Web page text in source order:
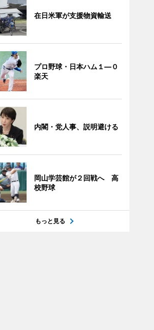
在日米軍が支援物資輸送
プロ野球・日本ハム１―０
楽天
内閣・党人事、説明避ける
岡山学芸館が２回戦へ 高
校野球
もっと見る